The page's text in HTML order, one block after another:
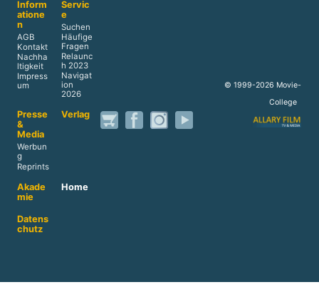
Inform
atione
n
AGB
Kontakt
Nachha
ltigkeit
Impress
um
Servic
e
Suchen
Häufige
Fragen
Relaunc
h 2023
Navigat
ion
2026
Presse
&
Media
Werbun
g
Reprints
Verlag
Akade
mie
Home
Datens
chutz
© 1999-2026 Movie-
College